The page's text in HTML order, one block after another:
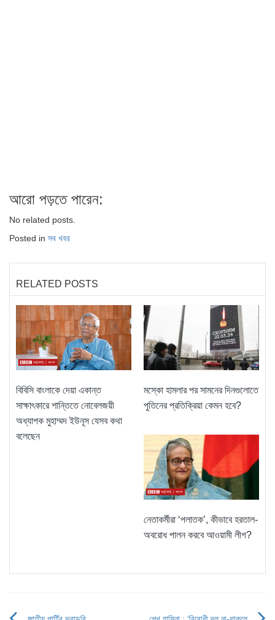
আরো পড়তে পারেন:
No related posts.
Posted in সব খবর
RELATED POSTS
বিবিসি বাংলাকে দেয়া একান্ত
সাক্ষাৎকারে শান্তিতে নোবেলজয়ী
অধ্যাপক মুহাম্মদ ইউনূস যেসব কথা
বলেছেন
মস্কো হামলার পর সামনের দিনগুলোতে
পুতিনের প্রতিক্রিয়া কেমন হবে?
নেতাকর্মীরা ‘পলাতক’, কীভাবে হরতাল-
অবরোধ পালন করবে আওয়ামী লীগ?